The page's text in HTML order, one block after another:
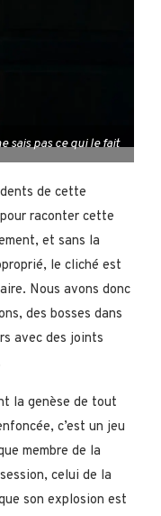
sais pas ce qui le fait
de cette
raconter cette
et sans la
le cliché est
Nous avons donc
des bosses dans
avec des joints
la genèse de tout
c’est un jeu
membre de la
celui de la
son explosion est